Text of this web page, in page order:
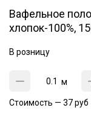
Вафельное
хлопок-100%,
В розницу
м
Стоимость — 37руб